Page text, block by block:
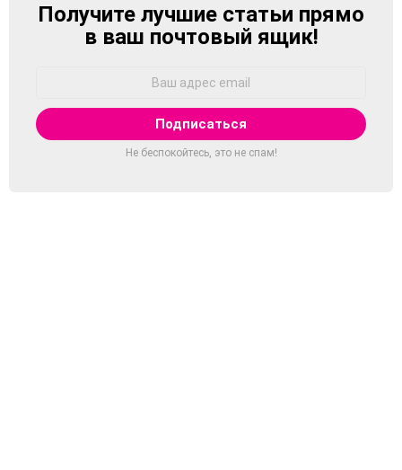
NEWSLETTER
Получите лучшие статьи прямо
в ваш почтовый ящик!
Не беспокойтесь, это не спам!